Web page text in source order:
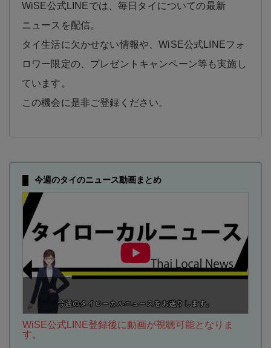
WiSE公式LINEでは、毎日タイについての最新
ニュースを配信。
タイ生活に欠かせない情報や、WiSE公式LINEフォ
ロワー限定の、プレゼントキャンペーン等も実施し
ています。
この機会に是非ご登録ください。
今週のタイのニュース動画まとめ
WiSE公式LINE登録後に動画が視聴可能となりま
す。